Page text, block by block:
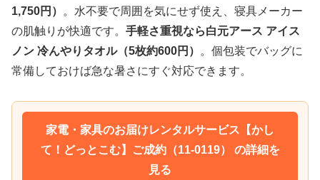
1,750円）
。水不要で周囲を気にせず使え、寝具メーカー
の肌触りが快適です。 手軽さ重視なら白元アース アイス
ノン 冷んやりタオル（5枚約600円）
。個包装でバッグに
常備しておけば急な暑さにすぐ対応できます。
家電・家具のお届けレンタルサービス【かし
て！どっとこむ】ご成約（11-0119） の詳細を
見る